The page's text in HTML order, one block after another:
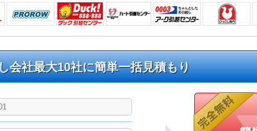
会社最大10社に簡単一括見積もり